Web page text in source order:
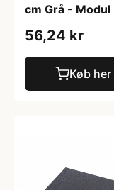
cm Grå - Modul
56,24 kr
Køb her